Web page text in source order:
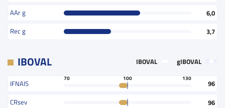
AAr g
6,0
Rec g
3,7
IBOVAL IBOVAL gIBOVAL
IFNAIS
70 100 130
96
CRsev
96